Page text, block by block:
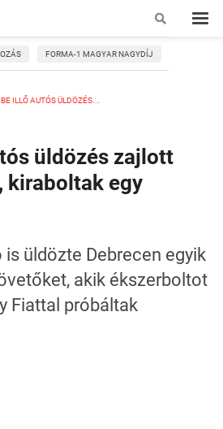
FORMA-1 MAGYAR NAGYDÍJ
ILLŐ AUTÓS ÜLDÖZÉS...
üldözés zajlott
kiraboltak egy
üldözte Debrecen egyik
akik ékszerboltot
Fiattal próbáltak